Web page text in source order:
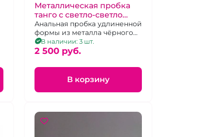
Металлическая пробка
танго с светло-светло
желто-зеленым
кристаллом "Ювелир"
Анальная пробка удлиненной
формы из металла чёрного
цвета с бледно желтым
кристаллом с оттеком
зеленого. Размер М
В наличии: 3 шт.
2 500 pуб.
В корзину